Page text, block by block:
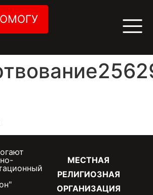
МЕСТНАЯ
РЕЛИГИОЗНАЯ
ОРГАНИЗАЦИЯ